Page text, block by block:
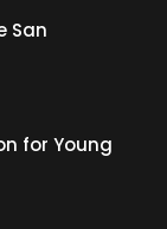
San
for Young